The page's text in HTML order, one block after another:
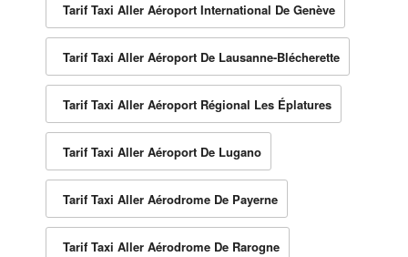
Tarif Taxi Aller Aéroport International De Genève
Tarif Taxi Aller Aéroport De Lausanne-Blécherette
Tarif Taxi Aller Aéroport Régional Les Éplatures
Tarif Taxi Aller Aéroport De Lugano
Tarif Taxi Aller Aérodrome De Payerne
Tarif Taxi Aller Aérodrome De Rarogne